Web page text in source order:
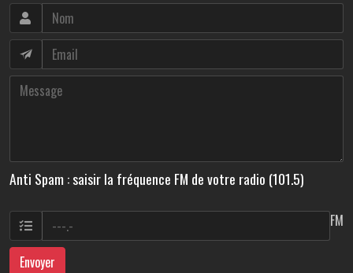
Anti Spam : saisir la fréquence FM de votre radio (101.5)
FM
Envoyer